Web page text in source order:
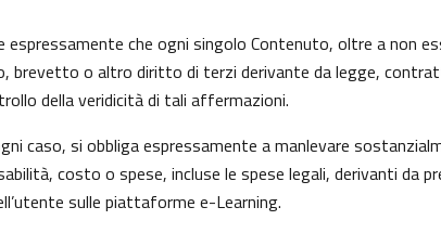
che ogni singolo Contenuto, oltre a non
brevetto o altro diritto di terzi derivante da legge,
della veridicità di tali affermazioni.
caso, si obbliga espressamente a manlevare
costo o spese, incluse le spese legali, derivanti
sulle piattaforme e-Learning.